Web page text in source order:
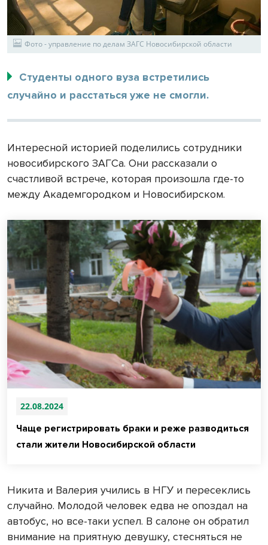
Фото - управление по делам ЗАГС Новосибирской области
Студенты одного вуза встретились
случайно и расстаться уже не смогли.
Интересной историей поделились сотрудники
новосибирского ЗАГСа. Они рассказали о
счастливой встрече, которая произошла где-то
между Академгородком и Новосибирском.
22.08.2024
Чаще регистрировать браки и реже разводиться
стали жители Новосибирской области
Никита и Валерия учились в НГУ и пересеклись
случайно. Молодой человек едва не опоздал на
автобус, но все-таки успел. В салоне он обратил
внимание на приятную девушку, стесняться не